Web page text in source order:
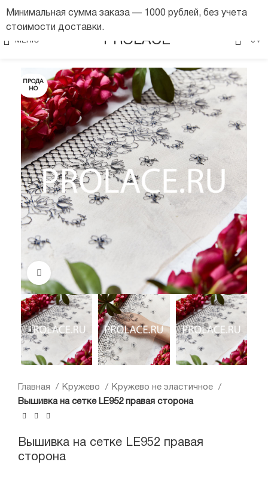
МЕНЮ PROLACE 0 ₽
ПРОДА
НО
Нажмите, чтобы увеличить
Главная Кружево
Кружево не эластичное
Вышивка на сетке LE952 правая сторона
Вышивка на сетке LE952 правая
сторона
Минимальная сумма заказа — 1000 рублей, без учета
стоимости доставки.